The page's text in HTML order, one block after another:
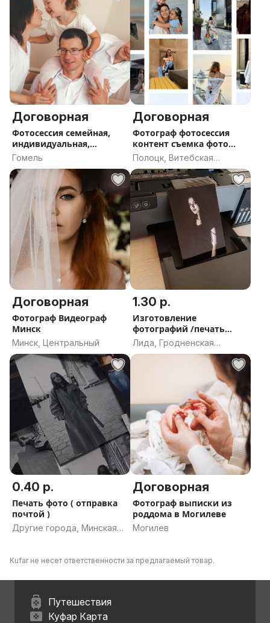
Договорная
Фотосессия семейная,
индивидуальная,
предметная
Гомель
Договорная
Фотограф фотосессия
контент съемка фото
видео рилс
Полоцк, Витебская
область
Договорная
Фотограф Видеограф
Минск
Минск, Центральный
1.30 р.
Изготовление
фотографий /печать
фото
Лида, Гродненская
область
0.40 р.
Печать фото ( отправка
почтой )
Другие города, Минская
Договорная
Фотограф выписки из
роддома в Могилеве
Могилев
Kufar не несет ответственности за предлагаемый товар.
Путешествия
Куфар Карта